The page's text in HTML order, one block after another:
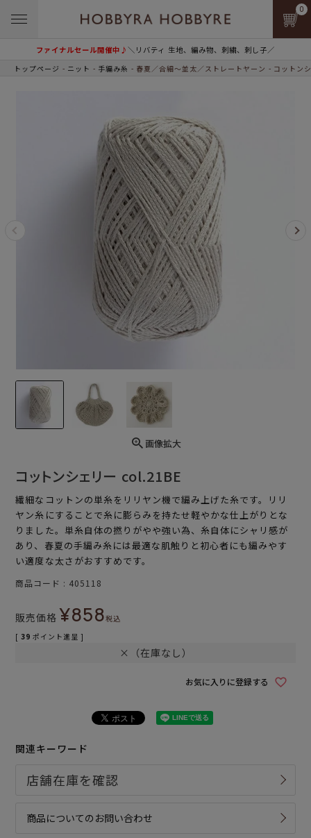
ファイナルセール開催中♪＼リバティ 生地、編み物、刺繍、刺し子／
0
トップページ ニット 手編み糸 春夏／合細～並太／ストレートヤーン コットン
画像拡大
コットンシェリー col.21BE
繊細なコットンの単糸をリリヤン機で編み上げた糸です。リリ
ヤン糸にすることで糸に膨らみを持たせ軽やかな仕上がりとな
りました。単糸自体の撚りがやや強い為、糸自体にシャリ感が
あり、春夏の手編み糸には最適な肌触りと初心者にも編みやす
い適度な太さがおすすめです。
商品コード 405118
販売価格 ¥858税込
[ 39 ポイント進呈 ]
×（在庫なし）
お気に入りに登録する
関連キーワード
商品についてのお問い合わせ